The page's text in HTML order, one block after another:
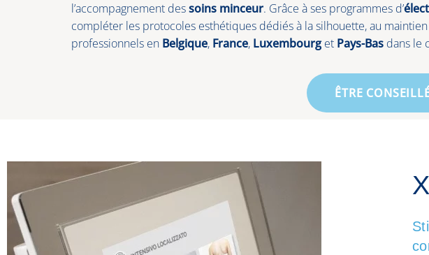
l’accompagnement dessoins minceur. Grâce à ses programmes d’
compléter les protocoles esthétiques dédiés à la silhouette, au
professionnels en Belgique, France, Luxembourget Pays-Bas dans le
ÊTRE